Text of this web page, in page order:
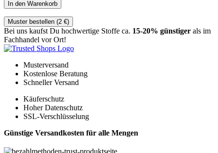
In den Warenkorb
Muster bestellen (2 €)
Bei uns kaufst Du hochwertige Stoffe ca. 15-20% günstiger als im
Fachhandel vor Ort!
Musterversand
Kostenlose Beratung
Schneller Versand
Käuferschutz
Hoher Datenschutz
SSL-Verschlüsselung
Günstige Versandkosten für alle Mengen